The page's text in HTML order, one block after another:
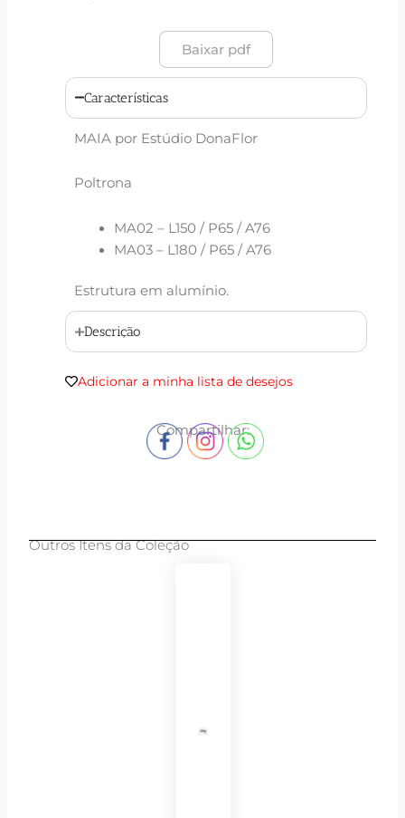
Baixar pdf
Características
MAIA por Estúdio DonaFlor
Poltrona
MA02 – L150 / P65 / A76
MA03 – L180 / P65 / A76
Estrutura em alumínio.
Descrição
Adicionar a minha lista de desejos
Compartilhar:
Outros Itens da Coleção